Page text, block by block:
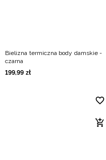
Bielizna termiczna body damskie -
czarna
199,99 zł